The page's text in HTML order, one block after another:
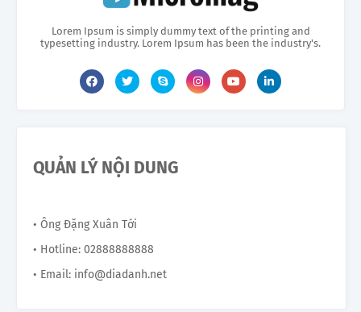
Lorem Ipsum is simply dummy text of the printing and
typesetting industry. Lorem Ipsum has been the industry's.
QUẢN LÝ NỘI DUNG
• Ông Đặng Xuân Tới
• Hotline: 02888888888
• Email: info@diadanh.net